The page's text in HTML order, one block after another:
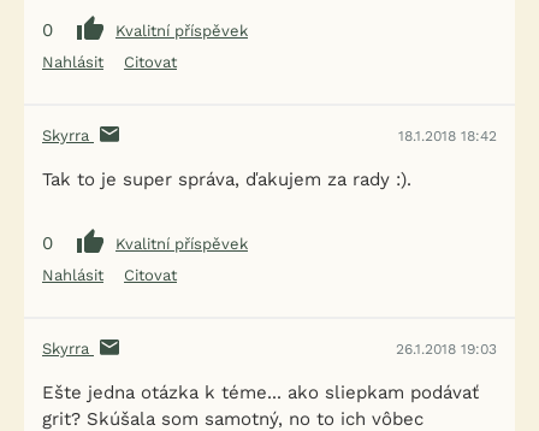
0
Kvalitní příspěvek
Nahlásit
Citovat
Skyrra 18.1.2018 18:42
Tak to je super správa, ďakujem za rady :).
0
Kvalitní příspěvek
Nahlásit
Citovat
Skyrra 26.1.2018 19:03
Ešte jedna otázka k téme... ako sliepkam podávať
grit? Skúšala som samotný, no to ich vôbec